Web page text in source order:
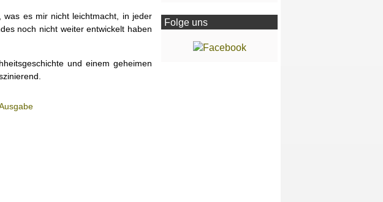
was es mir nicht leichtmacht, in jeder
noch nicht weiter entwickelt haben
und einem geheimen
Folge uns